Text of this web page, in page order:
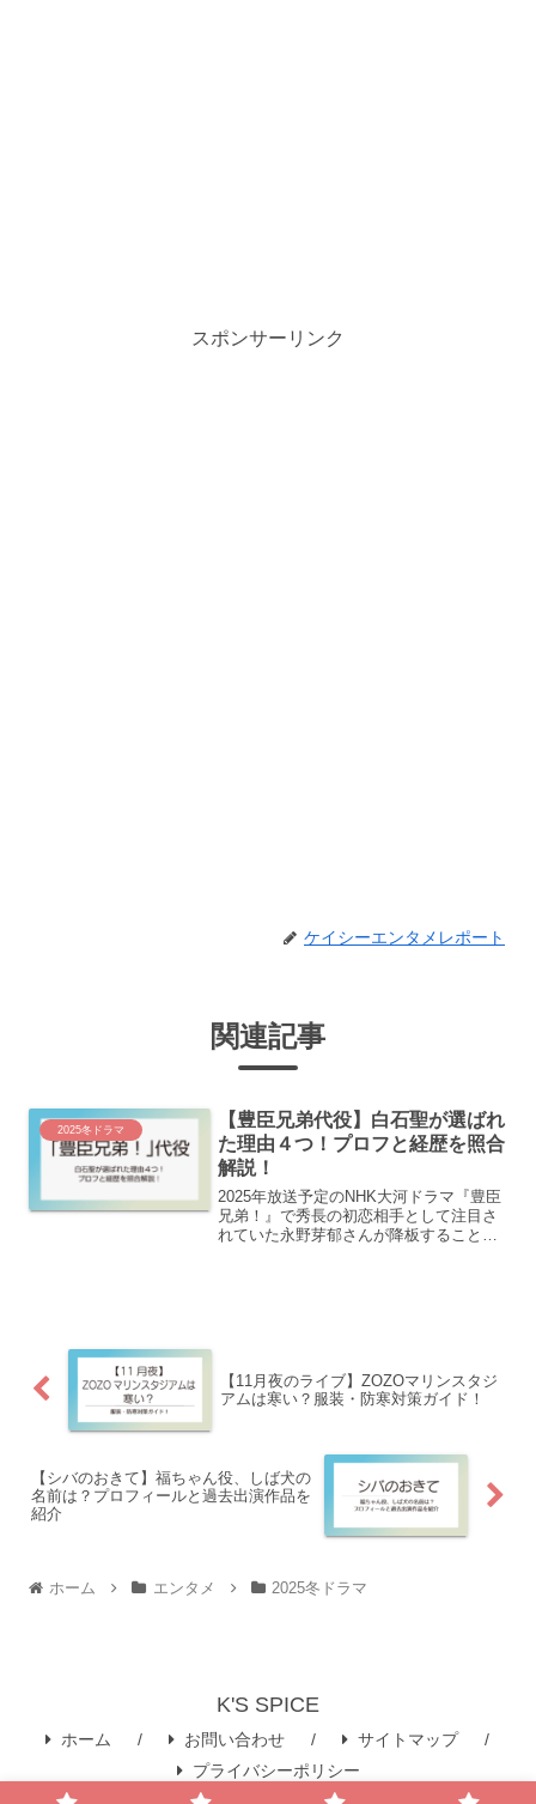
スポンサーリンク
ケイシーエンタメレポート
関連記事
2025冬ドラマ
【豊臣兄弟代役】白石聖が選ばれ
た理由４つ！プロフと経歴を照合
解説！
2025年放送予定のNHK大河ドラマ『豊臣
兄弟！』で秀長の初恋相手として注目さ
れていた永野芽郁さんが降板することが
【11月夜のライブ】ZOZOマリンスタジ
アムは寒い？服装・防寒対策ガイド！
【シバのおきて】福ちゃん役、しば犬の
名前は？プロフィールと過去出演作品を
紹介
ホーム エンタメ 2025冬ドラマ
K'S SPICE
ホーム お問い合わせ
サイトマップ
プライバシーポリシー